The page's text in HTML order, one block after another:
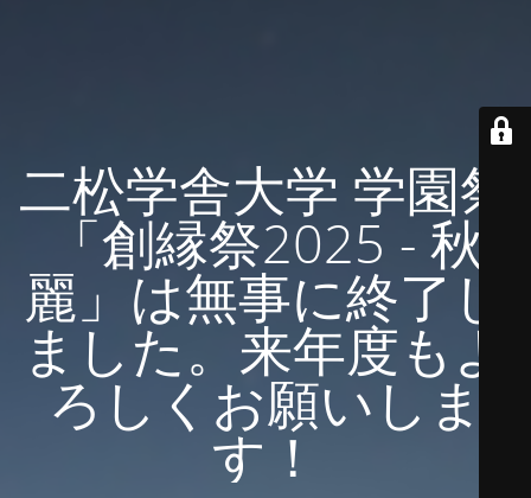
二松学舎大学 学園祭
「創縁祭2025 - 秋
麗」は無事に終了し
ました。来年度もよ
ろしくお願いしま
す！